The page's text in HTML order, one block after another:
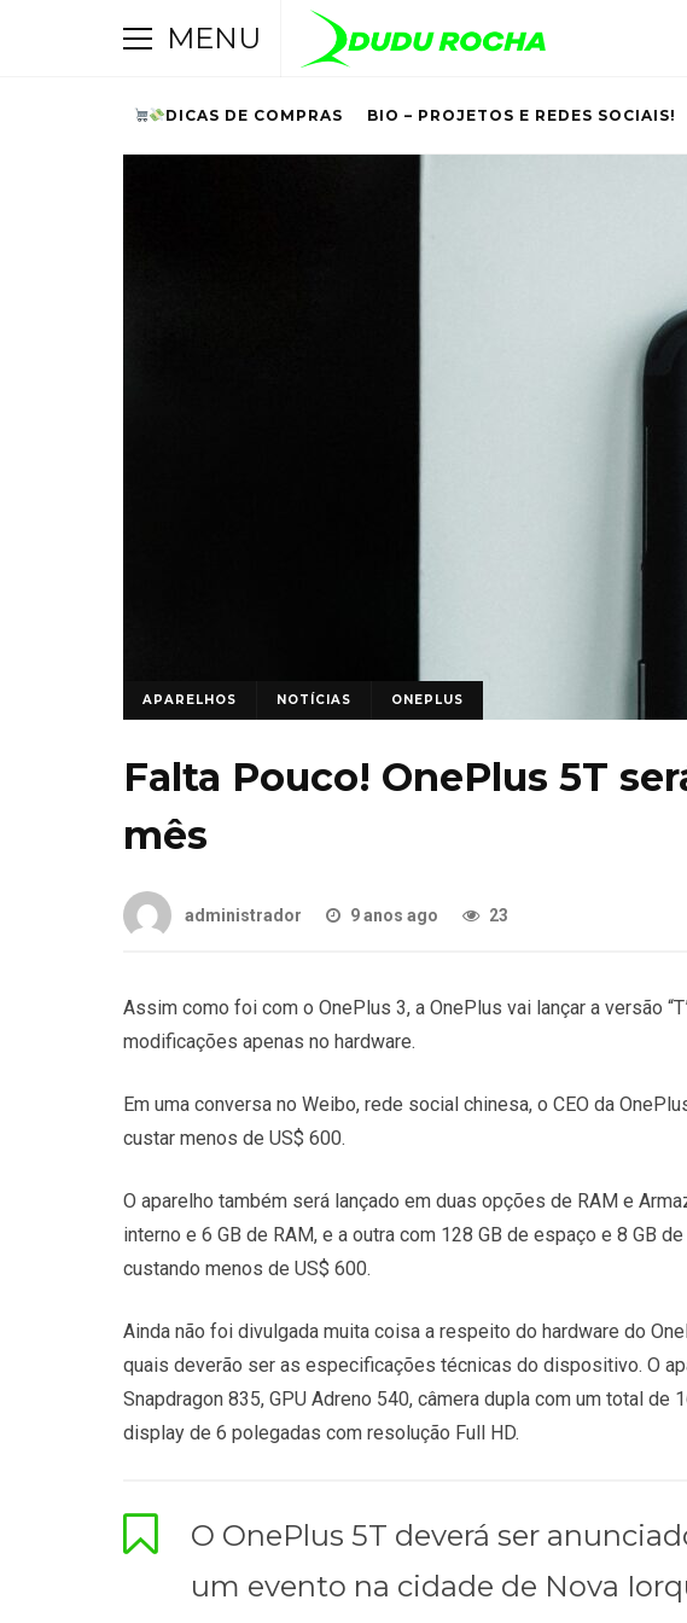
MENU
DICAS DE COMPRAS BIO – PROJETOS E REDES SOCIAIS!
APARELHOS NOTÍCIAS ONEPLUS
Falta Pouco! OnePlus 5T
mês
administrador 9 anos ago 23
Assim como foi com o OnePlus 3, a OnePlus vai lançar a versão
modificações apenas no hardware.
Em uma conversa no Weibo, rede social chinesa, o CEO da
custar menos de US$ 600.
O aparelho também será lançado em duas opções de RAM e
interno e 6 GB de RAM, e a outra com 128 GB de espaço e 8 GB
custando menos de US$ 600.
Ainda não foi divulgada muita coisa a respeito do hardware do
quais deverão ser as especificações técnicas do dispositivo. O
Snapdragon 835, GPU Adreno 540, câmera dupla com um total
display de 6 polegadas com resolução Full HD.
O OnePlus 5T deverá ser
um evento na cidade de Nova